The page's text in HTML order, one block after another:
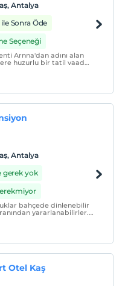
Antalya
Sonra Öde
Seçeneği
Arnna'dan adını alan
huzurlu bir tatil vaad
Antalya
gerek yok
bahçede dinlenebilir
yararlanabilirler.
Otel Kaş